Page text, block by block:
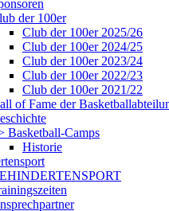
der 100er
Club der 100er 2025/26
Club der 100er 2024/25
Club der 100er 2023/24
Club der 100er 2022/23
Club der 100er 2021/22
of Fame der
Basketball-Camps
Historie